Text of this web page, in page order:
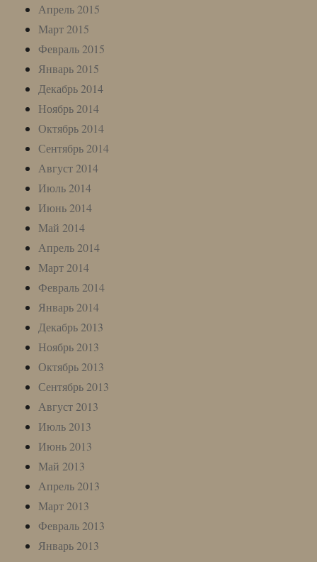
Апрель 2015
Март 2015
Февраль 2015
Январь 2015
Декабрь 2014
Ноябрь 2014
Октябрь 2014
Сентябрь 2014
Август 2014
Июль 2014
Июнь 2014
Май 2014
Апрель 2014
Март 2014
Февраль 2014
Январь 2014
Декабрь 2013
Ноябрь 2013
Октябрь 2013
Сентябрь 2013
Август 2013
Июль 2013
Июнь 2013
Май 2013
Апрель 2013
Март 2013
Февраль 2013
Январь 2013